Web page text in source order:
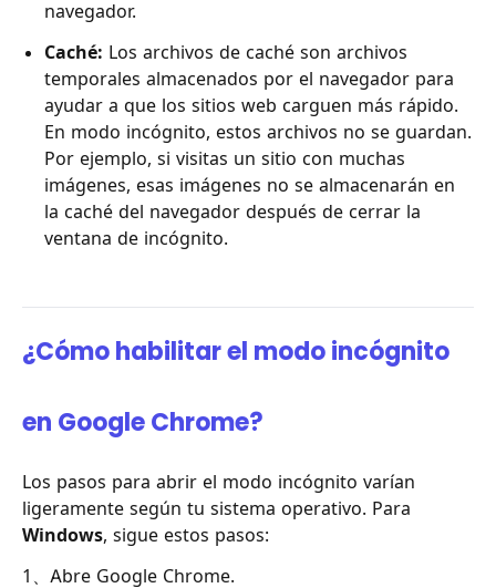
navegador.
Caché: Los archivos de caché son archivos
temporales almacenados por el navegador para
ayudar a que los sitios web carguen más rápido.
En modo incógnito, estos archivos no se guardan.
Por ejemplo, si visitas un sitio con muchas
imágenes, esas imágenes no se almacenarán en
la caché del navegador después de cerrar la
ventana de incógnito.
¿Cómo habilitar el modo incógnito
en Google Chrome?
Los pasos para abrir el modo incógnito varían
ligeramente según tu sistema operativo. Para
Windows, sigue estos pasos:
1、Abre Google Chrome.